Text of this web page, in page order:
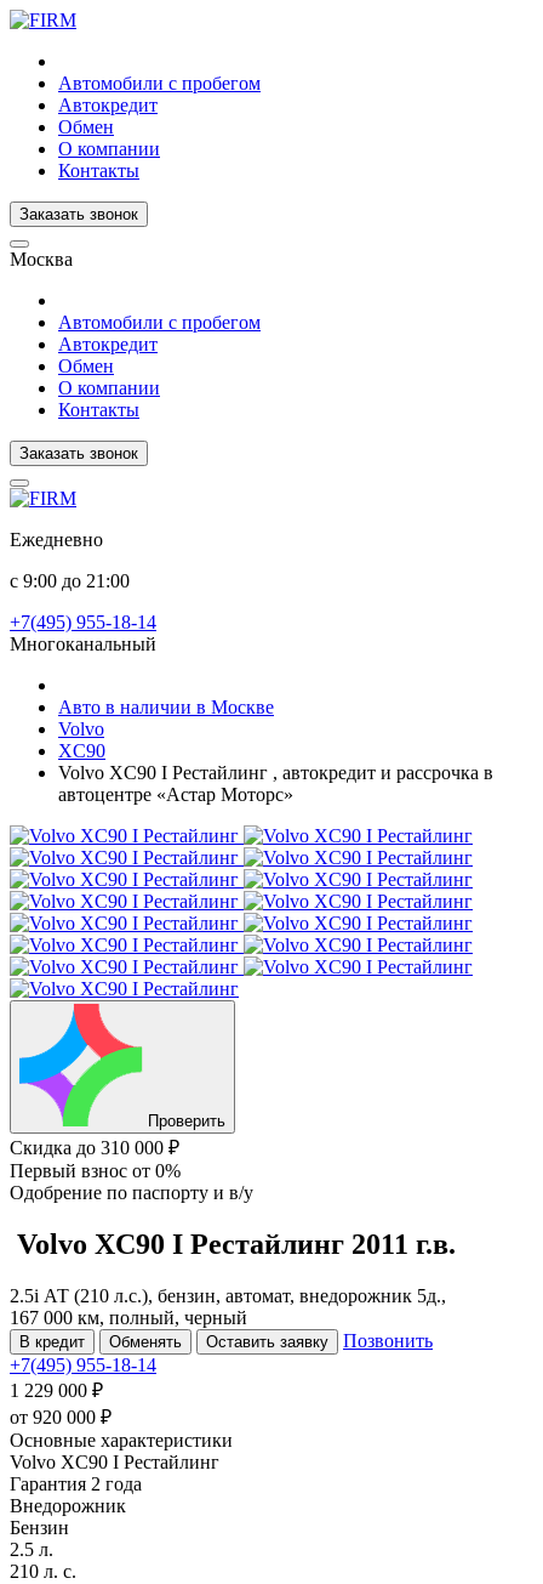
Автомобили с пробегом
Автокредит
Обмен
О компании
Контакты
Заказать звонок
Москва
Автомобили с пробегом
Автокредит
Обмен
О компании
Контакты
Заказать звонок
Ежедневно
с 9:00 до 21:00
+7(495) 955-18-14
Многоканальный
Авто в наличии в Москве
Volvo
XC90
Volvo XC90 I Рестайлинг , автокредит и рассрочка в
автоцентре «Астар Моторс»
Проверить
Скидка до 310 000 ₽
Первый взнос от 0%
Одобрение по паспорту и в/у
Volvo XC90 I Рестайлинг 2011 г.в.
2.5i АТ (210 л.с.), бензин, автомат, внедорожник 5д.,
167 000 км, полный, черный
В кредит Обменять Оставить заявку
Позвонить
+7(495) 955-18-14
1 229 000 ₽
от 920 000 ₽
Основные характеристики
Volvo XC90 I Рестайлинг
Гарантия 2 года
Внедорожник
Бензин
2.5 л.
210 л. с.